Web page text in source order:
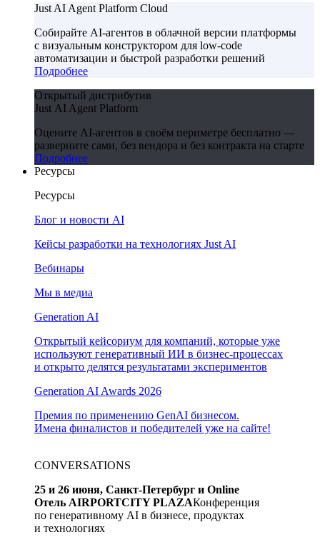
Just AI Agent Platform Cloud
Собирайте AI-агентов в облачной версии платформы
с визуальным конструктором для low-code
автоматизации и быстрой разработки решений
Подробнее
Открытый дистрибутив
Just AI Agent Platform
Оцените AI-агентов в своём периметре бесплатно —
разверните сами, без вендора и без контракта на старте
Подробнее
Ресурсы
Ресурсы
Блог и новости AI
Кейсы разработки на технологиях Just AI
Вебинары
Мы в медиа
Generation AI
Открытый кейсориум для компаний, которые уже
используют генеративный ИИ в бизнес-процессах
и открыто делятся результатами экспериментов
Generation AI Awards 2026
Премия по применению GenAI бизнесом.
Имена финалистов и победителей уже на сайте!
CONVERSATIONS
25 и 26 июня, Санкт-Петербург и Online
Отель AIRPORTCITY PLAZAКонференция
по генеративному AI в бизнесе, продуктах
и технологиях